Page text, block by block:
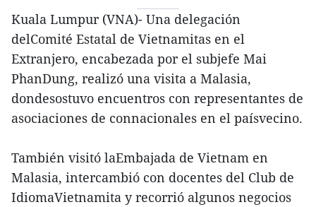
Kuala Lumpur (VNA)- Una delegación
delComité Estatal de Vietnamitas en el
Extranjero, encabezada por el subjefe Mai
PhanDung, realizó una visita a Malasia,
dondesostuvo encuentros con representantes de
asociaciones de connacionales en el paísvecino.
También visitó laEmbajada de Vietnam en
Malasia, intercambió con docentes del Club de
IdiomaVietnamita y recorrió algunos negocios